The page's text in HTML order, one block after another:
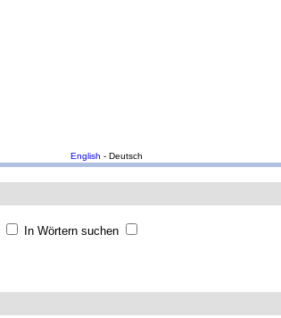
English - Deutsch
In Wörtern suchen